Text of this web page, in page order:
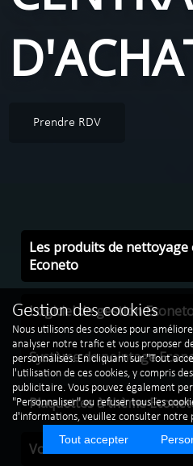
Gestion des cookies
Nous utilisons des cookies pour
analyser notre trafic et vous proposer
personnalisés. En cliquant sur "Tout
l'utilisation de ces cookies, y compris
publicitaire. Vous pouvez également
"Personnaliser" ou refuser tous les
d'informations, veuillez consulter notre
Tout accepter
Prendre RDV
Les produits de
Econeto
Logiciel de gestion
Système de pointage
Plaquettes à thème
Vos véhicules de société